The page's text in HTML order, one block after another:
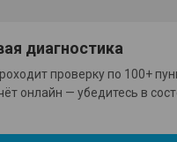
диагностика
проверку по 100+
онлайн — убедитесь в